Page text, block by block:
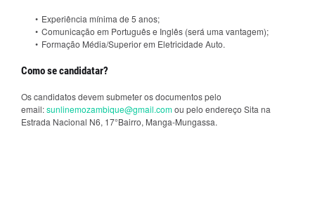
Experiência mínima de 5 anos;
Comunicação em Português e Inglês (será uma vantagem);
Formação Média/Superior em Eletricidade Auto.
Como se candidatar?
Os candidatos devem submeter os documentos pelo
email:sunlinemozambique@gmail.comou pelo endereço Sita na
Estrada Nacional N6, 17°Bairro, Manga-Mungassa.